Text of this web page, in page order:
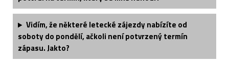
Vidím, že některé letecké zájezdy nabízíte od
soboty do pondělí, ačkoli není potvrzený termín
zápasu. Jakto?